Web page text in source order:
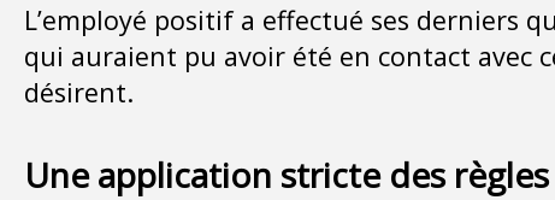
L’employé positif a effectué ses derniers
qui auraient pu avoir été en contact avec
désirent.
Une application stricte des